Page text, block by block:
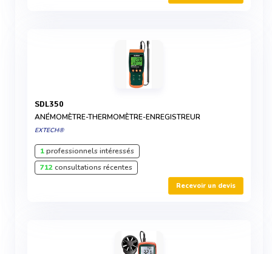
SDL350
ANÉMOMÈTRE-THERMOMÈTRE-ENREGISTREUR
EXTECH®
1professionnels intéressés
712consultations récentes
Recevoir un devis